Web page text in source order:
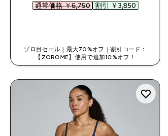
通常価格 ￥6,750‎ 割引 ￥3,850‎
ゾロ目セール｜最大70%オフ｜割引コード：
【ZOROME】使用で追加10%オフ！